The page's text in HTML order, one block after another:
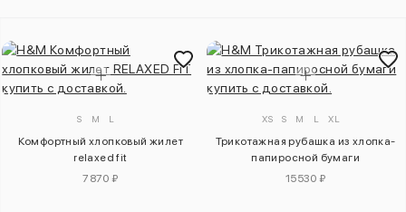
S M L
Комфортный хлопковый жилет
relaxed fit
7870 ₽
XS S M L XL
Трикотажная рубашка из хлопка-
папиросной бумаги
15530 ₽